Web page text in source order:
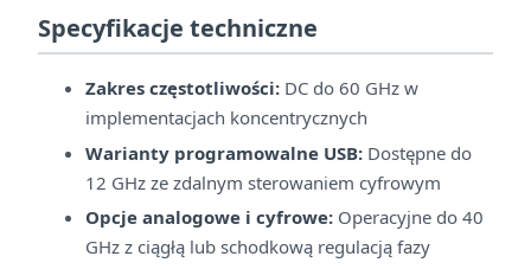
Specyfikacje techniczne
Zakres częstotliwości: DC do 60 GHz w
implementacjach koncentrycznych
Warianty programowalne USB: Dostępne do
12 GHz ze zdalnym sterowaniem cyfrowym
Opcje analogowe i cyfrowe: Operacyjne do 40
GHz z ciągłą lub schodkową regulacją fazy